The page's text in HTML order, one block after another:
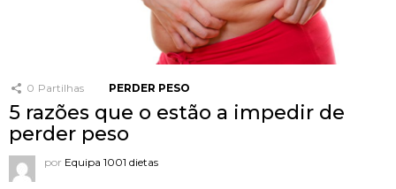
0 Partilhas PERDER PESO
5 razões que o estão a impedir de
perder peso
por Equipa 1001 dietas